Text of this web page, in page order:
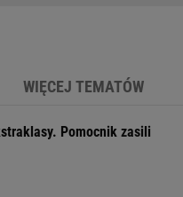
WIĘCEJ TEMATÓW
Pomocnik zasili